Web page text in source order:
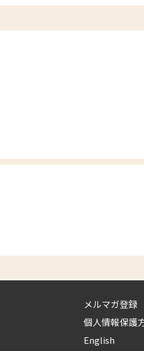
メルマガ登録
個人情報保護
English